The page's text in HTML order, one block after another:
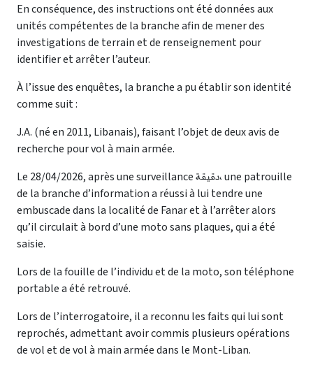
En conséquence, des instructions ont été données aux
unités compétentes de la branche afin de mener des
investigations de terrain et de renseignement pour
identifier et arrêter l’auteur.
À l’issue des enquêtes, la branche a pu établir son identité
comme suit :
J.A. (né en 2011, Libanais), faisant l’objet de deux avis de
recherche pour vol à main armée.
Le 28/04/2026, après une surveillance دقيقة، une patrouille
de la branche d’information a réussi à lui tendre une
embuscade dans la localité de Fanar et à l’arrêter alors
qu’il circulait à bord d’une moto sans plaques, qui a été
saisie.
Lors de la fouille de l’individu et de la moto, son téléphone
portable a été retrouvé.
Lors de l’interrogatoire, il a reconnu les faits qui lui sont
reprochés, admettant avoir commis plusieurs opérations
de vol et de vol à main armée dans le Mont-Liban.